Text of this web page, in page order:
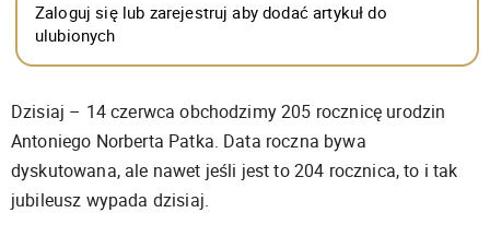
Zaloguj się lub zarejestruj aby dodać artykuł do
ulubionych
Dzisiaj – 14 czerwca obchodzimy 205 rocznicę urodzin
Antoniego Norberta Patka. Data roczna bywa
dyskutowana, ale nawet jeśli jest to 204 rocznica, to i tak
jubileusz wypada dzisiaj.